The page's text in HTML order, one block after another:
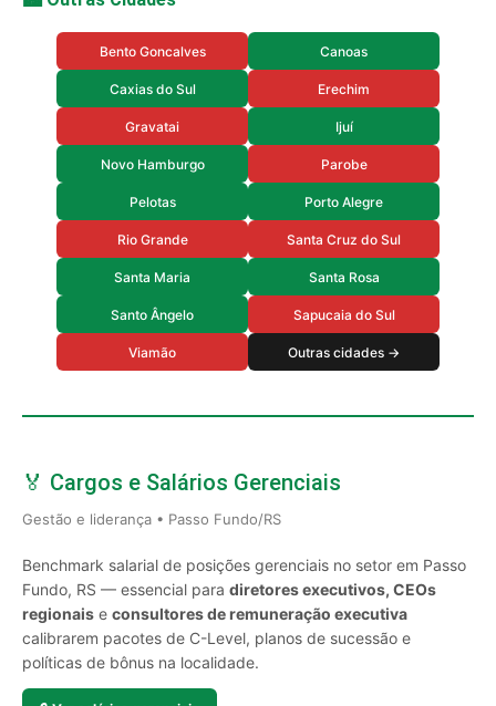
Bento Goncalves Canoas
Caxias do Sul Erechim
Gravatai Ijuí
Novo Hamburgo Parobe
Pelotas Porto Alegre
Rio Grande Santa Cruz do Sul
Santa Maria Santa Rosa
Santo Ângelo Sapucaia do Sul
Viamão Outras cidades →
🏅 Cargos e Salários Gerenciais
Gestão e liderança • Passo Fundo/RS
Benchmark salarial de posições gerenciais no setor em Passo
Fundo, RS — essencial para diretores executivos, CEOs
regionais e consultores de remuneração executiva
calibrarem pacotes de C-Level, planos de sucessão e
políticas de bônus na localidade.